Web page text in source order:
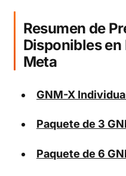
Resumen de
Disponibles
Meta
GNM-X
Paquete de 3
Paquete de 6